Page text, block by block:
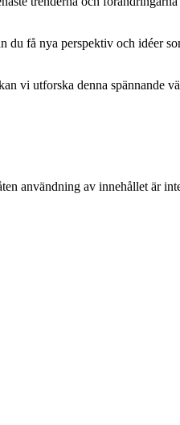
du få nya perspektiv och idéer
vi utforska denna spännande
användning av innehållet är